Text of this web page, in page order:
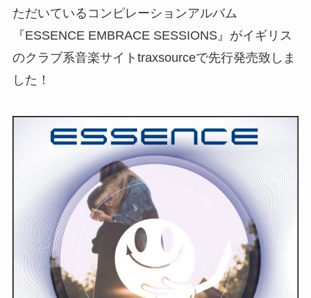
ただいているコンピレーションアルバム
『ESSENCE EMBRACE SESSIONS』がイギリス
のクラブ系音楽サイトtraxsourceで先行発売致しま
した！